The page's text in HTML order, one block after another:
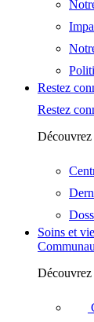
Restez
Restez
Découvrez
Soins et vie
Découvrez